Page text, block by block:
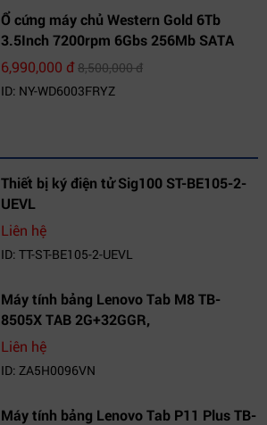
Ổ cứng máy chủ Western Gold 6Tb
3.5Inch 7200rpm 6Gbs 256Mb SATA
(WD6003FRYZ)
6,990,000 đ8,500,000 đ
ID: NY-WD6003FRYZ
Thiết bị ký điện tử Sig100 ST-BE105-2-
UEVL
Liên hệ
ID: TT-ST-BE105-2-UEVL
Máy tính bảng Lenovo Tab M8 TB-
8505X TAB 2G+32GGR,
VN_ZA5H0096VN
Liên hệ
ID: ZA5H0096VN
Máy tính bảng Lenovo Tab P11 Plus TB-